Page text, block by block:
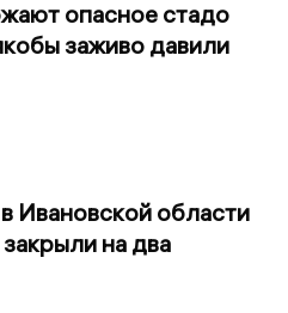
опасное стадо
заживо давили
Ивановской области
на два